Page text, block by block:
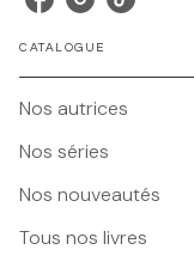
CATALOGUE
Nos autrices
Nos séries
Nos nouveautés
Tous nos livres